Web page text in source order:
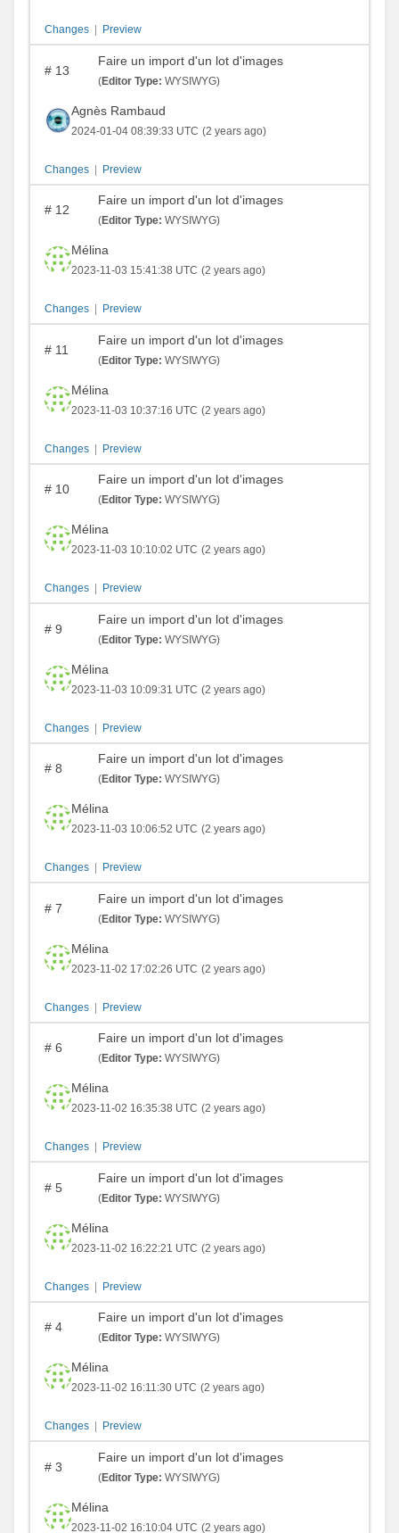
Changes Preview
#13
Faire un import d'un lot d'images
(Editor Type: WYSIWYG)
Agnès Rambaud
2024-01-04 08:39:33 UTC (2 years ago)
Changes Preview
#12
Faire un import d'un lot d'images
(Editor Type: WYSIWYG)
Mélina
2023-11-03 15:41:38 UTC (2 years ago)
Changes Preview
#11
Faire un import d'un lot d'images
(Editor Type: WYSIWYG)
Mélina
2023-11-03 10:37:16 UTC (2 years ago)
Changes Preview
#10
Faire un import d'un lot d'images
(Editor Type: WYSIWYG)
Mélina
2023-11-03 10:10:02 UTC (2 years ago)
Changes Preview
#9
Faire un import d'un lot d'images
(Editor Type: WYSIWYG)
Mélina
2023-11-03 10:09:31 UTC (2 years ago)
Changes Preview
#8
Faire un import d'un lot d'images
(Editor Type: WYSIWYG)
Mélina
2023-11-03 10:06:52 UTC (2 years ago)
Changes Preview
#7
Faire un import d'un lot d'images
(Editor Type: WYSIWYG)
Mélina
2023-11-02 17:02:26 UTC (2 years ago)
Changes Preview
#6
Faire un import d'un lot d'images
(Editor Type: WYSIWYG)
Mélina
2023-11-02 16:35:38 UTC (2 years ago)
Changes Preview
#5
Faire un import d'un lot d'images
(Editor Type: WYSIWYG)
Mélina
2023-11-02 16:22:21 UTC (2 years ago)
Changes Preview
#4
Faire un import d'un lot d'images
(Editor Type: WYSIWYG)
Mélina
2023-11-02 16:11:30 UTC (2 years ago)
Changes Preview
#3
Faire un import d'un lot d'images
(Editor Type: WYSIWYG)
Mélina
2023-11-02 16:10:04 UTC (2 years ago)